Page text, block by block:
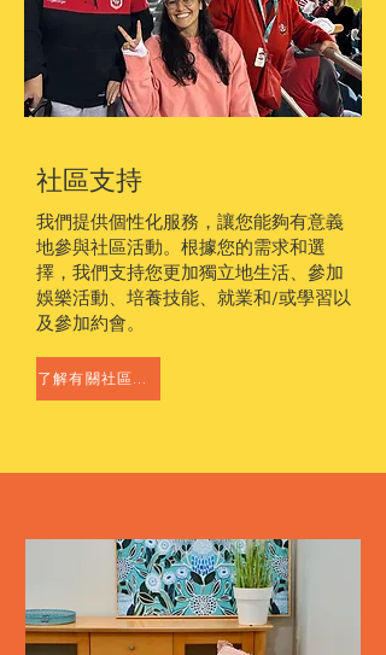
社區支持
我們提供個性化服務，讓您能夠有意義
地參與社區活動。根據您的需求和選
擇，我們支持您更加獨立地生活、參加
娛樂活動、培養技能、就業和/或學習以
及參加約會。